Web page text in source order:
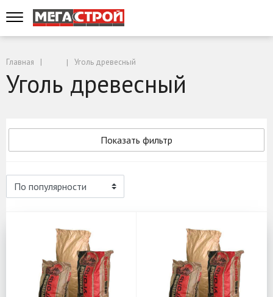
Главная Уголь древесный
Уголь древесный
Показать фильтр
Уголь древесный